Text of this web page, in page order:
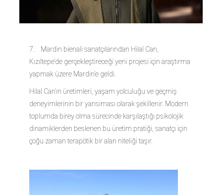
7. Mardin bienali sanatçılarından Hilal Can,
Kızıltepe’de gerçekleştireceği yeni projesi için araştırma
yapmak üzere Mardin’e geldi.
Hilal Can’ın üretimleri, yaşam yolculuğu ve geçmiş
deneyimlerinin bir yansıması olarak şekillenir. Modern
toplumda birey olma sürecinde karşılaştığı psikolojik
dinamiklerden beslenen bu üretim pratiği, sanatçı için
çoğu zaman terapötik bir alan niteliği taşır.